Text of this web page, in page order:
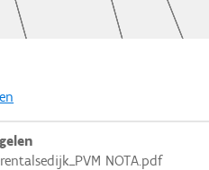
NOTA.pdf